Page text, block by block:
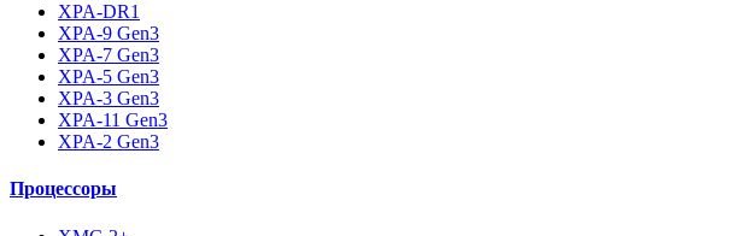
XPA-DR1
XPA-9 Gen3
XPA-7 Gen3
XPA-5 Gen3
XPA-3 Gen3
XPA-11 Gen3
XPA-2 Gen3
Процессоры